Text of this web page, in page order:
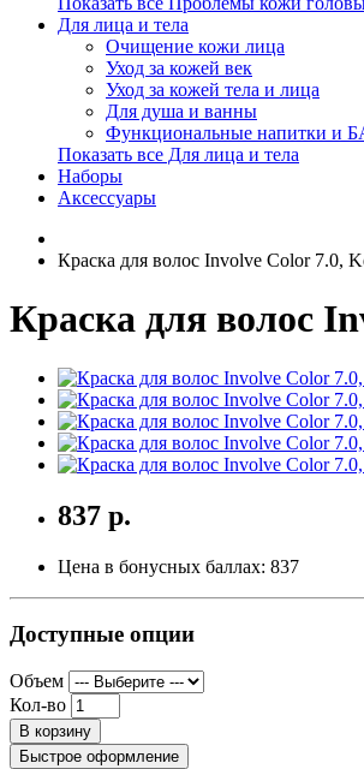
Для лица и тела
Очищение кожи лица
Уход за кожей век
Уход за кожей тела и лица
Для душа и ванны
Функциональные напитки и
Показать все Для лица и тела
Наборы
Аксессуары
Краска для волос Involve Color 7.0,
Краска для волос
837 р.
Цена в бонусных баллах: 837
Доступные опции
Объем
Кол-во
В корзину
Быстрое оформление